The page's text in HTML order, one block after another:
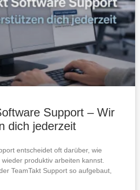
Support – Wir
dich jederzeit
entscheidet oft darüber, wie
produktiv arbeiten kannst.
TeamTakt Support so aufgebaut,